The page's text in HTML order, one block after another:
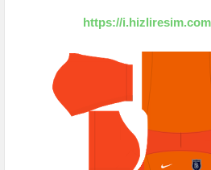
https://